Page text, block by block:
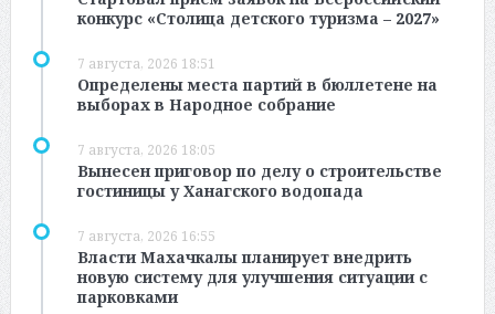
конкурс «Столица детского туризма – 2027»
7 августа, 2026 18:51
Определены места партий в бюллетене на
выборах в Народное собрание
7 августа, 2026 18:05
Вынесен приговор по делу о строительстве
гостиницы у Ханагского водопада
7 августа, 2026 16:55
Власти Махачкалы планирует внедрить
новую систему для улучшения ситуации с
парковками